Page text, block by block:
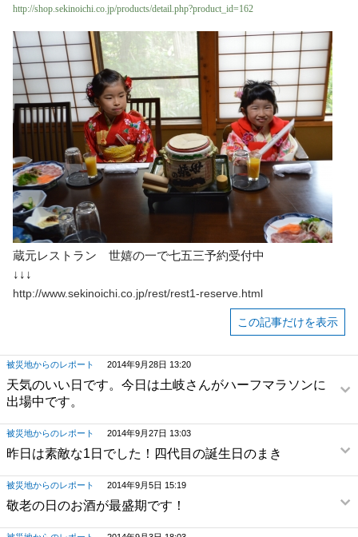
http://shop.sekinoichi.co.jp/products/detail.php?product_id=162
蔵元レストラン 世嬉の一で七五三予約受付中
↓↓↓
http://www.sekinoichi.co.jp/rest/rest1-reserve.html
この記事だけを表示
被災地からのレポート 2014年9月28日 13:20
天気のいい日です。今日は土岐さんがハーフマラソンに
出場中です。
被災地からのレポート 2014年9月27日 13:03
昨日は素敵な1日でした！四代目の誕生日のまき
被災地からのレポート 2014年9月5日 15:19
敬老の日のお酒が最盛期です！